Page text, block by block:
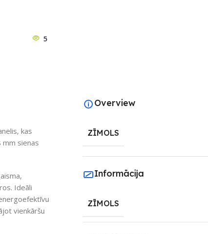
5
kas
mm sienas
Ideāli
vienkāršu
Overview
ZĪMOLS
Informācija
ZĪMOLS